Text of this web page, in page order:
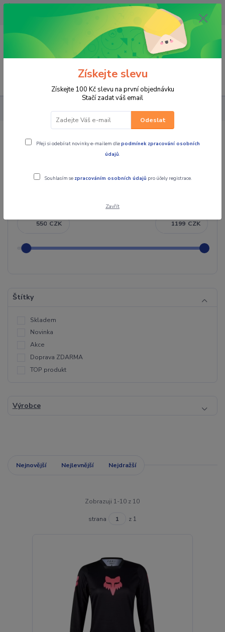
OPAVA 733537099/HLUČÍN
734541648/OLOMOUC 734593593
0,00 CZK
PRO JEZDCE MOTOKROS a ENDURO DRESY
DÁMSKÉ
CZK CZK
Štítky
Skladem
Novinka
Akce
Doprava ZDARMA
TOP produkt
Výrobce
Nejnovější Nejlevnější Nejdražší
Zobrazuji 1-10 z 10
strana z 1
Získejte slevu
Získejte 100 Kč slevu na první objednávku
Stačí zadat váš email
Odeslat
Přeji si odebírat novinky e-mailem dlepodmínek zpracování osobních
údajů.
Souhlasím se zpracováním osobních údajů pro účely registrace.
Zavřít